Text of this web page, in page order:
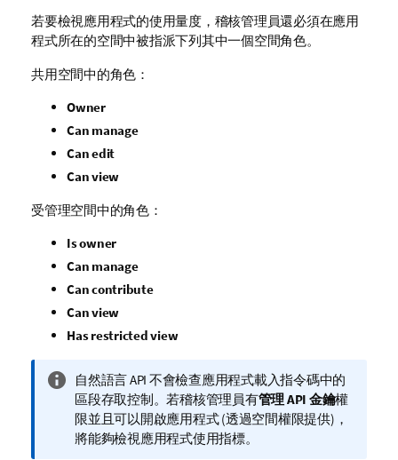
若要檢視應用程式的使用量度，稽核管理員還必須在應用
程式所在的空間中被指派下列其中一個空間角色。
共用空間中的角色：
Owner
Can manage
Can edit
Can view
受管理空間中的角色：
Is owner
Can manage
Can contribute
Can view
Has restricted view
資
訊
備
註
自然語言 API 不會檢查應用程式載入指令碼中的
區段存取控制。若稽核管理員有管理 API 金鑰權
限並且可以開啟應用程式 (透過空間權限提供)，
將能夠檢視應用程式使用指標。